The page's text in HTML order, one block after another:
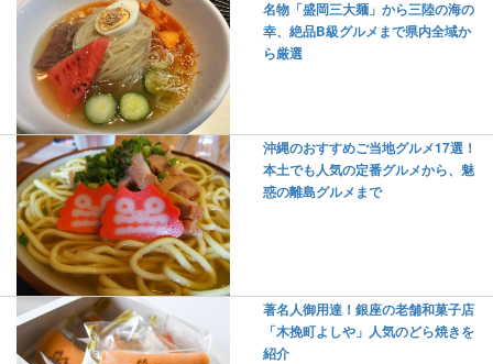
名物「盛岡三大麺」から三陸の海の
幸、絶品B級グルメまで県内全域か
ら厳選
沖縄のおすすめご当地グルメ17選！
本土でも人気の定番グルメから、魅
惑の離島グルメまで
著名人御用達！銀座の老舗和菓子店
「木挽町よしや」人気のどら焼きを
紹介